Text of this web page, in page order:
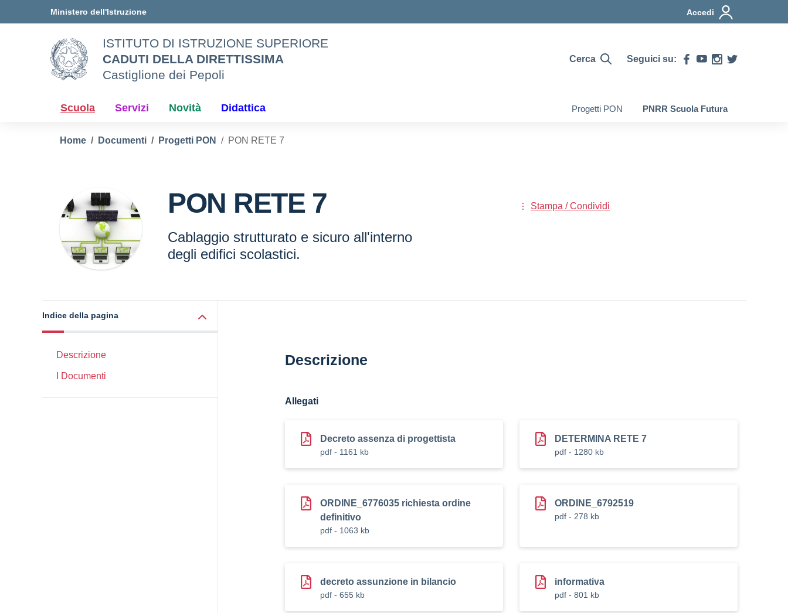
Ministero dell'Istruzione Accedi
ISTITUTO DI ISTRUZIONE SUPERIORE
CADUTI DELLA DIRETTISSIMA
Castiglione dei Pepoli
Cerca Seguici su:
Scuola Servizi Novità Didattica Progetti PON PNRR Scuola Futura
Home Documenti Progetti PON PON RETE 7
PON RETE 7
Cablaggio strutturato e sicuro all'interno
degli edifici scolastici.
Stampa / Condividi
Indice della pagina
Descrizione
I Documenti
Descrizione
Allegati
Decreto assenza di progettista
pdf - 1161 kb
DETERMINA RETE 7
pdf - 1280 kb
ORDINE_6776035 richiesta ordine
definitivo
pdf - 1063 kb
ORDINE_6792519
pdf - 278 kb
decreto assunzione in bilancio
pdf - 655 kb
informativa
pdf - 801 kb